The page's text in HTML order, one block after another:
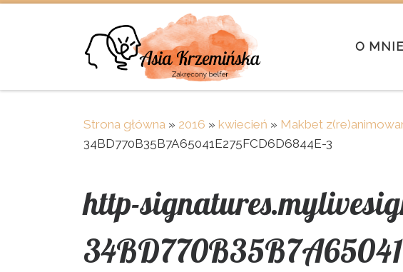
O MNIE
Strona główna » 2016 » kwiecień » Makbet
34BD770B35B7A65041E275FCD6D6844E-3
http-